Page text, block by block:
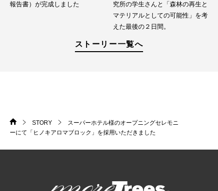
報告書）が完成しました
究所の学生さんと「森林の再生と
マテリアルとしての可能性」を考
えた最後の２日間。
ストーリー一覧へ
HOME
>
STORY
>
スーパーホテル様のオープニングセレモニ
ーにて「ヒノキアロマブロック」を採用いただきました